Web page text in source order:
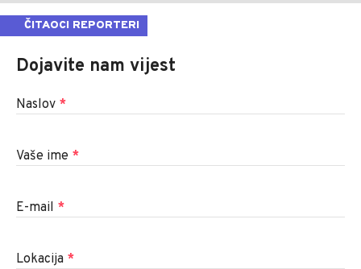
ČITAOCI REPORTERI
Dojavite nam vijest
Naslov *
Vaše ime *
E-mail *
Lokacija *